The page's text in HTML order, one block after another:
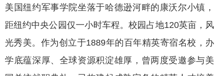
美国纽约军事学院坐落于哈德逊河畔的康沃尔小镇，
距纽约中央公园仅一小时车程。校园占地120英亩，风
光秀美。作为创立于1889年的百年精英寄宿名校，办
学底蕴深厚、全球资源积淀雄厚，曾两度受邀参与美